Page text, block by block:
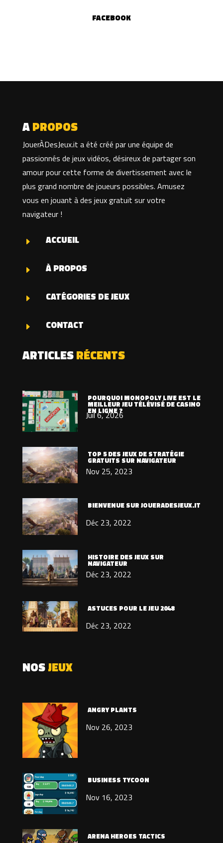
FACEBOOK
APROPOS
JouerÀDesJeux.it a été créé par une équipe de
passionnés de jeux vidéos, désireux de partager son
amour pour cette forme de divertissement avec le
plus grand nombre de joueurs possibles. Amusez
vous en jouant à des jeux gratuit sur votre
navigateur !
E ACCUEIL
E À PROPOS
E CATÉGORIES DE JEUX
E CONTACT
ARTICLESRÉCENTS
POURQUOI MONOPOLY LIVE EST LE
MEILLEUR JEU TÉLÉVISÉ DE CASINO
EN LIGNE ?
Juil 6, 2026
TOP 5 DES JEUX DE STRATÉGIE
GRATUITS SUR NAVIGATEUR
Nov 25, 2023
BIENVENUE SUR JOUERADESJEUX.IT
Déc 23, 2022
HISTOIRE DES JEUX SUR
NAVIGATEUR
Déc 23, 2022
ASTUCES POUR LE JEU 2048
Déc 23, 2022
NOSJEUX
ANGRY PLANTS
Nov 26, 2023
BUSINESS TYCOON
Nov 16, 2023
ARENA HEROES TACTICS